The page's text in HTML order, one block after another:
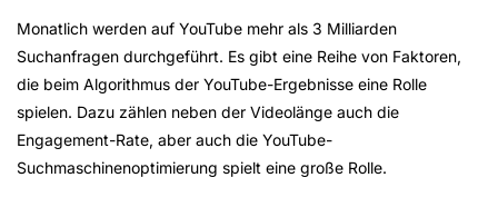
Monatlich werden auf YouTube mehr als 3 Milliarden
Suchanfragen durchgeführt. Es gibt eine Reihe von Faktoren,
die beim Algorithmus der YouTube-Ergebnisse eine Rolle
spielen. Dazu zählen neben der Videolänge auch die
Engagement-Rate, aber auch die YouTube-
Suchmaschinenoptimierung spielt eine große Rolle.